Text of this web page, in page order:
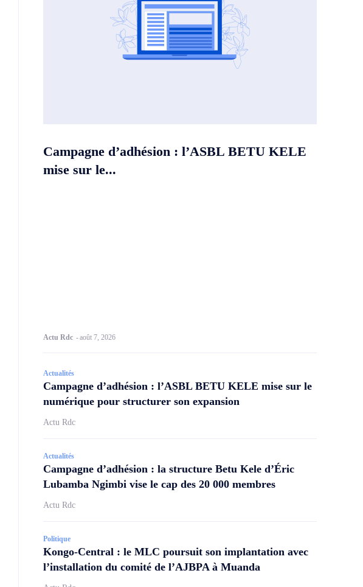
Campagne d’adhésion : l’ASBL BETU KELE
mise sur le...
Actu Rdc -août 7, 2026
Actualités
Campagne d’adhésion : l’ASBL BETU KELE mise sur le
numérique pour structurer son expansion
Actu Rdc
Actualités
Campagne d’adhésion : la structure Betu Kele d’Éric
Lubamba Ngimbi vise le cap des 20 000 membres
Actu Rdc
Politique
Kongo-Central : le MLC poursuit son implantation avec
l’installation du comité de l’AJBPA à Muanda